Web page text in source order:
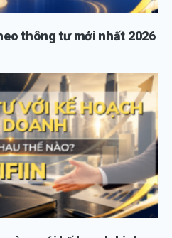
thông tư mới nhất 2026